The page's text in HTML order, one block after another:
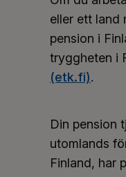
eller ett land
pension i
tryggheten i
(etk.fi).
Din pension
utomlands
Finland, har